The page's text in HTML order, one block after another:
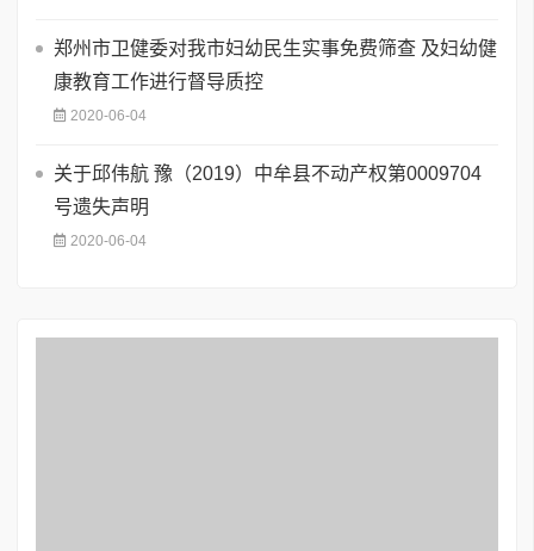
郑州市卫健委对我市妇幼民生实事免费筛查 及妇幼健
康教育工作进行督导质控
2020-06-04
关于邱伟航 豫（2019）中牟县不动产权第0009704
号遗失声明
2020-06-04